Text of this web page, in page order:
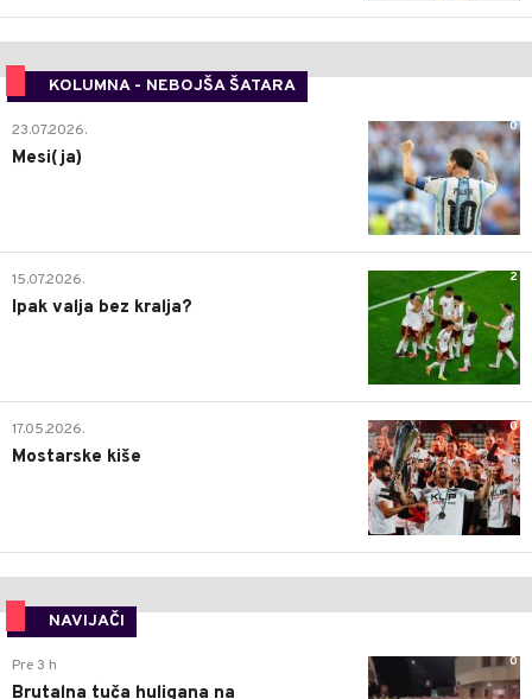
KOLUMNA - NEBOJŠA ŠATARA
0
23.07.2026.
Mesi(ja)
2
15.07.2026.
Ipak valja bez kralja?
0
17.05.2026.
Mostarske kiše
NAVIJAČI
0
Pre 3 h
Brutalna tuča huligana na